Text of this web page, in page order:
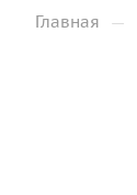
Главная —